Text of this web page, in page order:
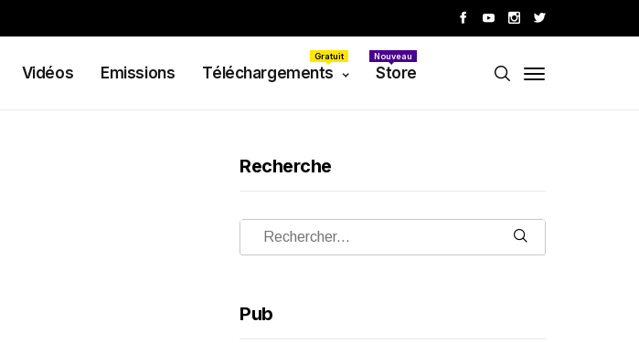
Vidéos Emissions Téléchargements
Gratuit
Store
Nouveau
Recherche
Pub